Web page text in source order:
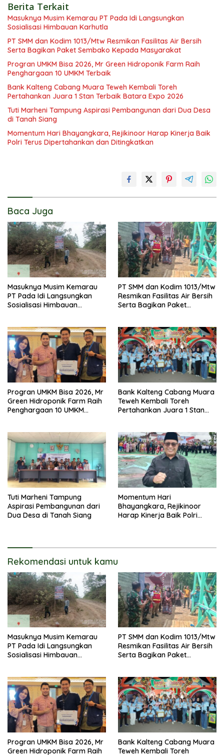
Berita Terkait
Masuknya Musim Kemarau PT Pada Idi Langsungkan
Sosialisasi Himbauan Karhutla
PT SMM dan Kodim 1013/Mtw Resmikan Fasilitas Air Bersih
Serta Bagikan Paket Sembako Kepada Masyarakat
Progran UMKM Bisa 2026, Mr Green Hidroponik Farm Raih
Penghargaan 10 UMKM Terbaik
Bank Kalteng Cabang Muara Teweh Kembali Toreh
Pertahankan Juara 1 Stan Terbaik Batara Expo 2026
Tuti Marheni Tampung Aspirasi Pembangunan dari Dua Desa
di Tanah Siang
Momentum Hari Bhayangkara, Rejikinoor Harap Kinerja Baik
Polri Terus Dipertahankan dan Ditingkatkan
Baca Juga
Masuknya Musim Kemarau
PT Pada Idi Langsungkan
Sosialisasi Himbauan
PT SMM dan Kodim 1013/Mtw
Resmikan Fasilitas Air Bersih
Serta Bagikan Paket
Progran UMKM Bisa 2026, Mr
Green Hidroponik Farm Raih
Penghargaan 10 UMKM
Bank Kalteng Cabang Muara
Teweh Kembali Toreh
Pertahankan Juara 1 Stan
Tuti Marheni Tampung
Aspirasi Pembangunan dari
Dua Desa di Tanah Siang
Momentum Hari
Bhayangkara, Rejikinoor
Harap Kinerja Baik Polri
Rekomendasi untuk kamu
Masuknya Musim Kemarau
PT Pada Idi Langsungkan
Sosialisasi Himbauan
PT SMM dan Kodim 1013/Mtw
Resmikan Fasilitas Air Bersih
Serta Bagikan Paket
Progran UMKM Bisa 2026, Mr
Green Hidroponik Farm Raih
Bank Kalteng Cabang Muara
Teweh Kembali Toreh